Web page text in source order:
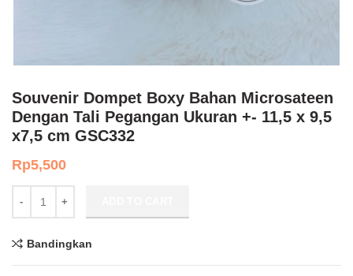
Souvenir Dompet Boxy Bahan Microsateen
Dengan Tali Pegangan Ukuran +- 11,5 x 9,5
x7,5 cm GSC332
Rp5,500
Bandingkan